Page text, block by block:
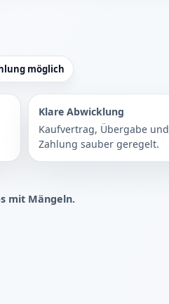
möglich
Klare Abwicklung
Kaufvertrag, Übergabe und
Zahlung sauber geregelt.
mit Mängeln.